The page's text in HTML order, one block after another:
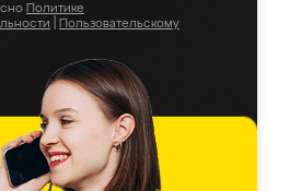
Политике
Пользовательскому